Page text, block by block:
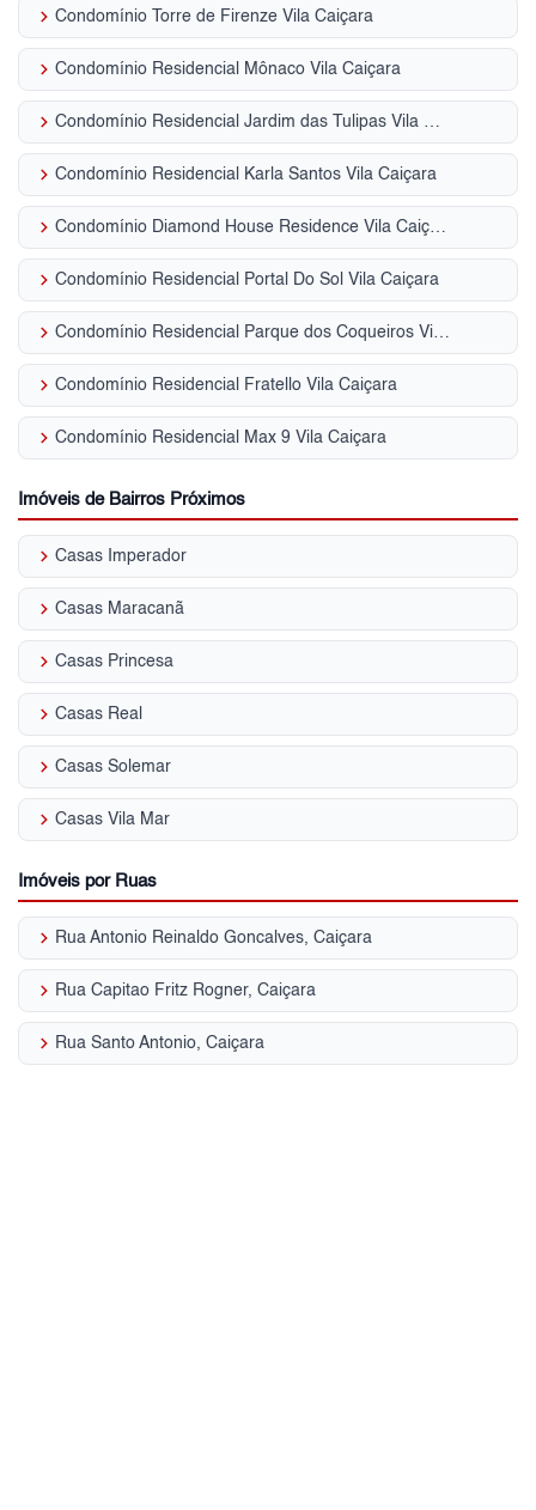
keyboard_arrow_right Condomínio Torre de Firenze Vila Caiçara
keyboard_arrow_right Condomínio Residencial Mônaco Vila Caiçara
keyboard_arrow_right Condomínio Residencial Jardim das Tulipas Vila Caiçara
keyboard_arrow_right Condomínio Residencial Karla Santos Vila Caiçara
keyboard_arrow_right Condomínio Diamond House Residence Vila Caiçara
keyboard_arrow_right Condomínio Residencial Portal Do Sol Vila Caiçara
keyboard_arrow_right Condomínio Residencial Parque dos Coqueiros Vila Caiçara
keyboard_arrow_right Condomínio Residencial Fratello Vila Caiçara
keyboard_arrow_right Condomínio Residencial Max 9 Vila Caiçara
Imóveis de Bairros Próximos
keyboard_arrow_right Casas Imperador
keyboard_arrow_right Casas Maracanã
keyboard_arrow_right Casas Princesa
keyboard_arrow_right Casas Real
keyboard_arrow_right Casas Solemar
keyboard_arrow_right Casas Vila Mar
Imóveis por Ruas
keyboard_arrow_right Rua Antonio Reinaldo Goncalves, Caiçara
keyboard_arrow_right Rua Capitao Fritz Rogner, Caiçara
keyboard_arrow_right Rua Santo Antonio, Caiçara